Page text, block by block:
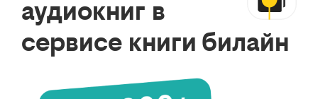
аудиокниг в
сервисе книги билайн